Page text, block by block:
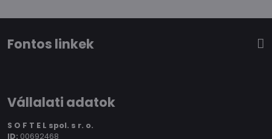
Fontos linkek
Vállalati adatok
S O F T E L spol. s r. o.
ID: 00692468